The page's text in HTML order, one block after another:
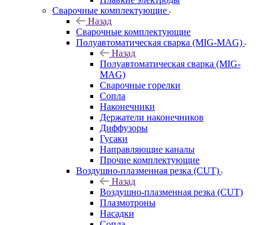
Сварочные комплектующие
Назад
Сварочные комплектующие
Полуавтоматическая сварка (MIG-MAG)
Назад
Полуавтоматическая сварка (MIG-
MAG)
Сварочные горелки
Сопла
Наконечники
Держатели наконечников
Диффузоры
Гусаки
Направляющие каналы
Прочие комплектующие
Воздушно-плазменная резка (CUT)
Назад
Воздушно-плазменная резка (CUT)
Плазмотроны
Насадки